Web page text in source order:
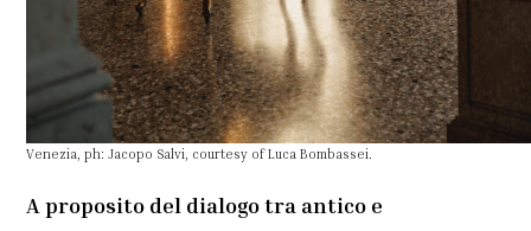
Venezia, ph: Jacopo Salvi, courtesy of Luca Bombassei.
A proposito del dialogo tra antico e